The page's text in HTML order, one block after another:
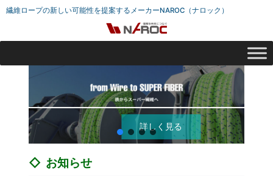
繊維ロープの新しい可能性を提案するメーカーNAROC（ナロック）
詳しく見る
お知らせ